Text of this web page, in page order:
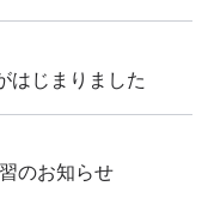
はじまりました
のお知らせ